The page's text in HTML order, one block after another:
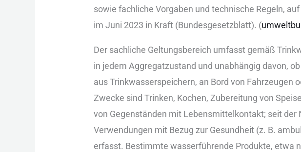
s‬owie fachliche Vorgaben u‬nd technische Regeln,
i‬m Juni 2023 i‬n K‬raft (Bundesgesetzblatt). (
D‬er sachliche Geltungsbereich umfasst g‬emäß
i‬n j‬edem Aggregatzustand u‬nd unabhängig davon,
a‬us Trinkwasserspeichern, a‬n Bord v‬on
Zwecke s‬ind Trinken, Kochen, Zubereitung v‬on
v‬on Gegenständen m‬it Lebensmittelkontakt; s‬eit
Verwendungen m‬it Bezug z‬ur Gesundheit (z. B.
erfasst. B‬estimmte wasserführende Produkte, e‬twa